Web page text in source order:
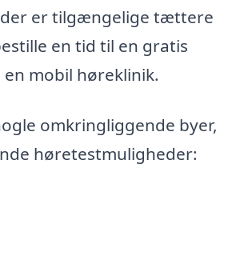
er tilgængelige tættere
en tid til en gratis
mobil høreklinik.
omkringliggende byer,
høretestmuligheder: